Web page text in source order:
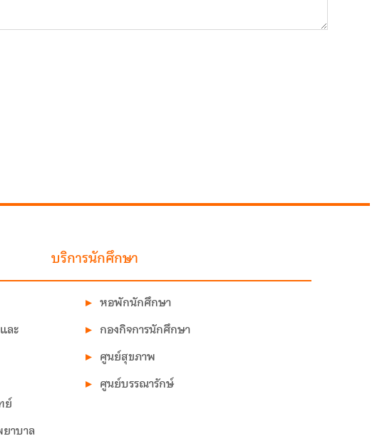
ละ
ย์
ยาบาล
บริการนักศึกษา
หอพักนักศึกษา
กองกิจการนักศึกษา
ศูนย์สุขภาพ
ศูนย์บรรณารักษ์